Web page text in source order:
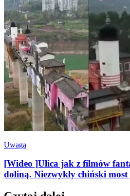
Uwaga
[Wideo ]Ulica jak z filmów
doliną. Niezwykły chiński